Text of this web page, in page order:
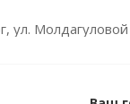
ул.